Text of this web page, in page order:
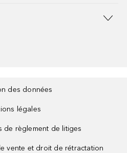
des données
légales
de règlement de litiges
vente et droit de rétractation